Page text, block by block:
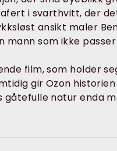
i svarthvitt, der
ansikt maler
som ikke passer
film, som holder
gir Ozon
gåtefulle natur enda